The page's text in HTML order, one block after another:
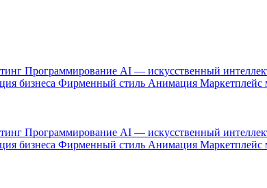
Программирование AI — искусственный
бизнеса Фирменный стиль Анимация
Программирование AI — искусственный
бизнеса Фирменный стиль Анимация